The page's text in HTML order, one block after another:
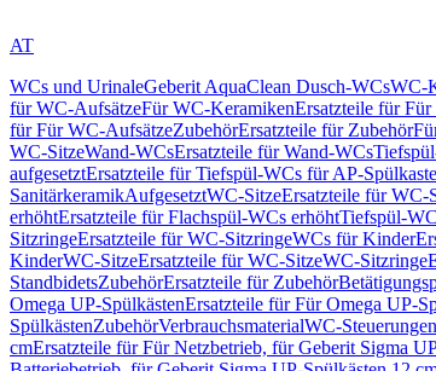
AT
WCs und UrinaleGeberit AquaClean Dusch-WCsWC-
für WC-AufsätzeFür WC-KeramikenErsatzteile für
für Für WC-AufsätzeZubehörErsatzteile für Zubehör
WC-SitzeWand-WCsErsatzteile für Wand-WCs
aufgesetztErsatzteile für Tiefspül-WCs für AP-
SanitärkeramikAufgesetztWC-SitzeErsatzteile für WC-
erhöhtErsatzteile für Flachspül-WCs erhöhtTiefspül-
SitzringeErsatzteile für WC-SitzringeWCs für Kinder
KinderWC-SitzeErsatzteile für WC-SitzeWC-Sitzringe
StandbidetsZubehörErsatzteile für Zubehör
Omega UP-SpülkästenErsatzteile für Für Omega UP-
SpülkästenZubehörVerbrauchsmaterialWC-
cmErsatzteile für Für Netzbetrieb, für Geberit Sigma